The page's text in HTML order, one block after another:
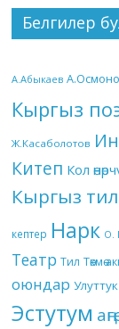
Белгилер
А.Абыкаев
Кыргыз
Ж.Касаболотов
Китеп Кол
Кыргыз
кептер Нарк О.
Театр Тил Төкмө
оюндар
Эстутум